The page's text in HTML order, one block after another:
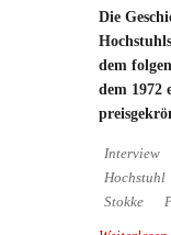
Die
dem
dem 1972
Interview
Hochstuhl
Stokke